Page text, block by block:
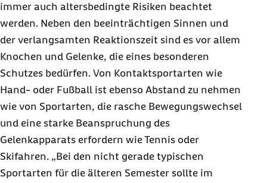
immer auch altersbedingte Risiken beachtet
werden. Neben den beeinträchtigen Sinnen und
der verlangsamten Reaktionszeit sind es vor allem
Knochen und Gelenke, die eines besonderen
Schutzes bedürfen. Von Kontaktsportarten wie
Hand- oder Fußball ist ebenso Abstand zu nehmen
wie von Sportarten, die rasche Bewegungswechsel
und eine starke Beanspruchung des
Gelenkapparats erfordern wie Tennis oder
Skifahren. „Bei den nicht gerade typischen
Sportarten für die älteren Semester sollte im